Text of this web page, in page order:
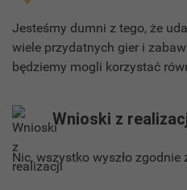
Jesteśmy dumni z tego, że
wiele przydatnych gier i
będziemy mogli korzystać
Wnioski z
Nic, wszystko wyszło zgodnie